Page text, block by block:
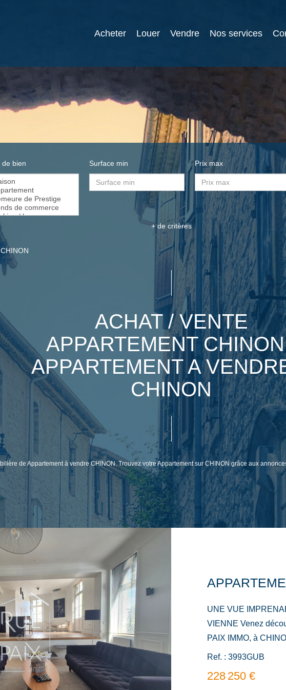
Acheter Louer Vendre Nos services
de bien Surface min Prix max
+ de critères
CHINON
ACHAT / VENTE
APPARTEMENT
APPARTEMENT A
CHINON
de Appartement à vendre CHINON. Trouvez votre Appartement sur CHINON grâce aux
UNE VUE
VIENNE Venez découvrir avec votre agence RUE DE LA
PAIX IMMO, à
appartement style
commune donne
Ref. : 3993GUB
228 250 €